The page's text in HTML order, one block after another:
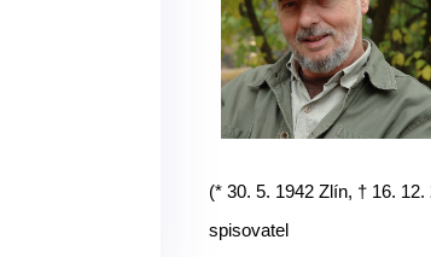
(* 30. 5. 1942 Zlín, † 16. 12.
spisovatel